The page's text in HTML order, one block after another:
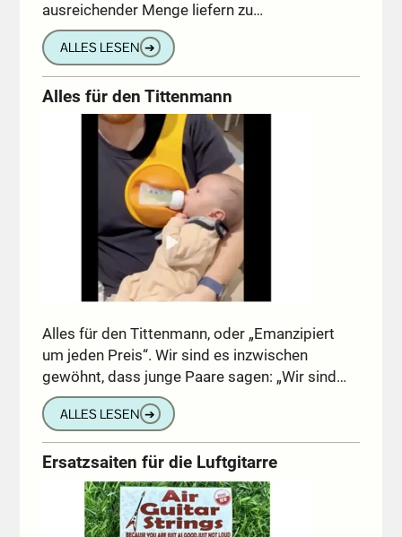
ausreichender Menge liefern zu…
ALLES LESEN ➔
Alles für den Tittenmann
Alles für den Tittenmann, oder „Emanzipiert
um jeden Preis“. Wir sind es inzwischen
gewöhnt, dass junge Paare sagen: „Wir sind…
ALLES LESEN ➔
Ersatzsaiten für die Luftgitarre